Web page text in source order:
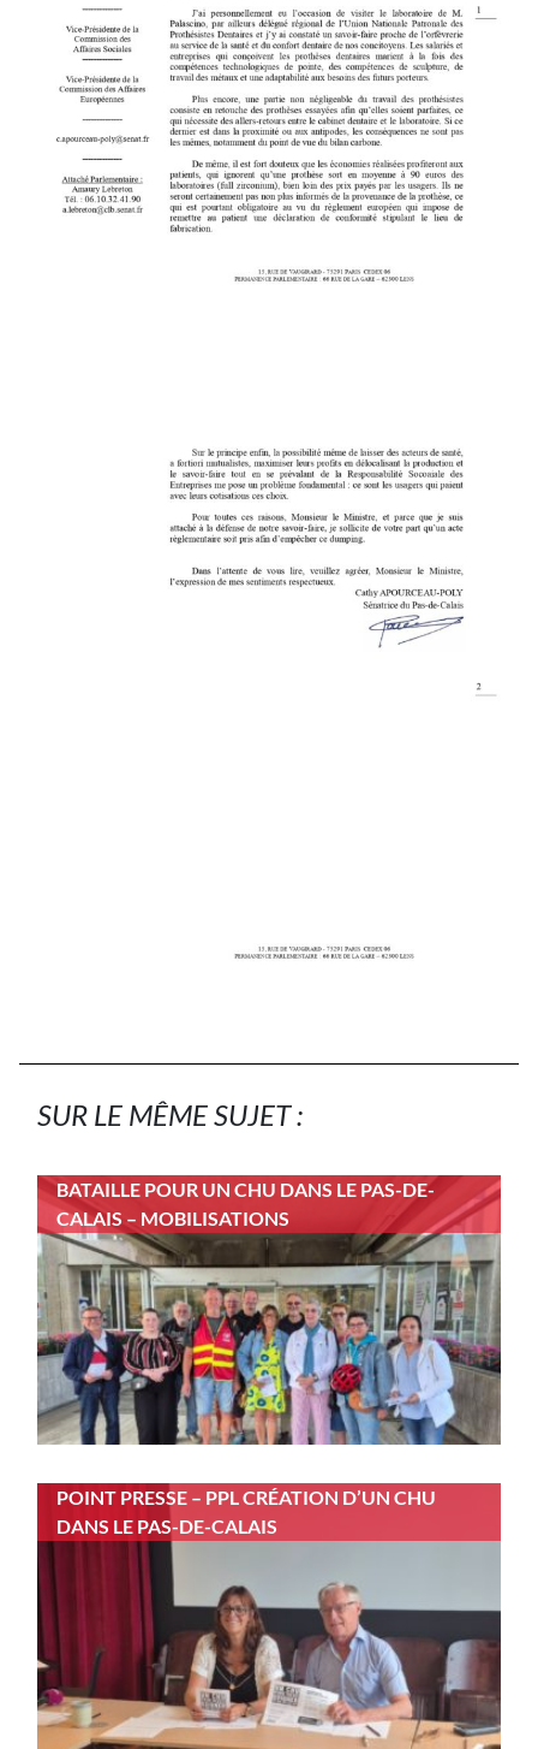
SUR LE MÊME SUJET :
BATAILLE POUR UN CHU DANS LE PAS-DE-
CALAIS – MOBILISATIONS
POINT PRESSE – PPL CRÉATION D’UN CHU
DANS LE PAS-DE-CALAIS